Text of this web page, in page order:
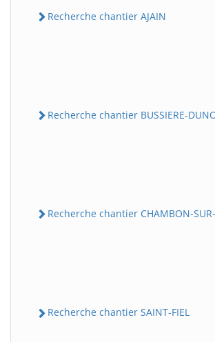
Recherche chantier AJAIN
Recherche chantier BUSSIERE-
Recherche chantier CHAMBON-SUR-
Recherche chantier SAINT-FIEL